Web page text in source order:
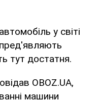
у світі
тут достатня.
OBOZ.UA,
машини